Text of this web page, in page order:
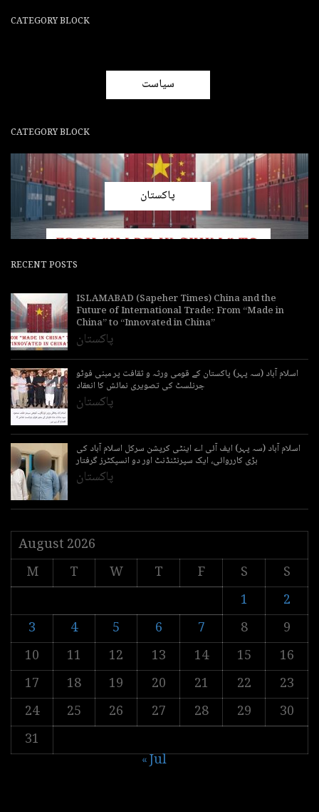
CATEGORY BLOCK
سیاست
CATEGORY BLOCK
پاکستان
RECENT POSTS
ISLAMABAD (Sapeher Times) China and the
Future of International Trade: From “Made in
China” to “Innovated in China”
پاکستان
اسلام آباد (سہ پہر) پاکستان کے قومی ورثہ و ثقافت پر مبنی فوٹو
جرنلسٹ کی تصویری نمائش کا انعقاد
پاکستان
اسلام آباد (سہ پہر) ایف آئی اے اینٹی کرپشن سرکل اسلام آباد کی
بڑی کارروائی، ایک سپرنٹنڈنٹ اور دو انسپکٹرز گرفتار
پاکستان
August 2026
M
T W T F S
S
1
2
3
4 5 6 7 8
9
10
11 12 13 14 15
16
17
18 19 20 21 22
23
24
25 26 27 28 29
30
31
« Jul